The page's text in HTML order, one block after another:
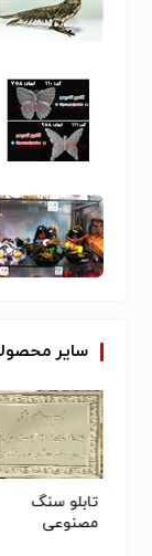
سایر
تابلو سنگ
مصنوعی